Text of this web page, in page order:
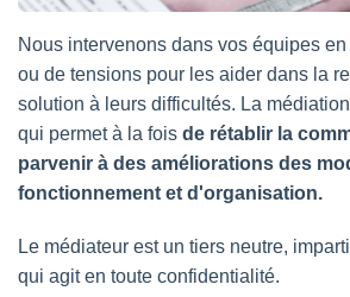
Nous intervenons dans vos équipes
ou de tensions pour les aider dans la
solution à leurs difficultés. La
qui permet à la fois de rétablir la
parvenir à des améliorations des
fonctionnement et d'organisation.
Le médiateur est un tiers neutre,
qui agit en toute confidentialité.